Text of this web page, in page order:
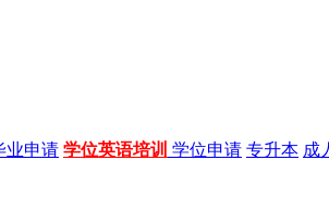
业申请 学位英语培训 学位申请 专升本 成